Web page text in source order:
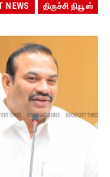
NEWS திருச்சி நியூஸ்